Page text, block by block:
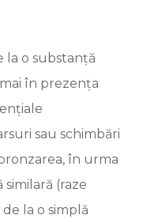
la o substanță
în prezența
sau schimbări
în urma
(raze
la o simplă